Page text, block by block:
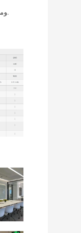
ومقاومة البرد والحرارة، والأداء المستقر.